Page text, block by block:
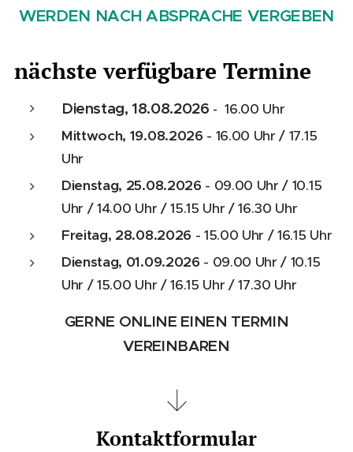
WERDEN NACH ABSPRACHE VERGEBEN
nächste verfügbare Termine
Dienstag, 18.08.2026 -16.00 Uhr
Mittwoch, 19.08.2026 - 16.00 Uhr / 17.15
Uhr
Dienstag, 25.08.2026 - 09.00 Uhr / 10.15
Uhr / 14.00 Uhr / 15.15 Uhr / 16.30 Uhr
Freitag, 28.08.2026 - 15.00 Uhr / 16.15 Uhr
Dienstag, 01.09.2026 - 09.00 Uhr / 10.15
Uhr / 15.00 Uhr / 16.15 Uhr / 17.30 Uhr
GERNE ONLINE EINEN TERMIN
VEREINBAREN
Kontaktformular